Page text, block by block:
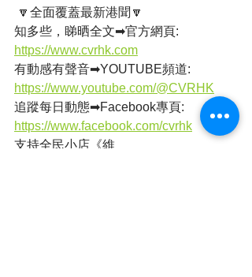
🔽全面覆蓋最新港聞🔽
知多些，睇晒全文➡官方網頁:
https://www.cvrhk.com
有動感有聲音➡YOUTUBE頻道:
https://www.youtube.com/@CVRHK
追蹤每日動態➡Facebook專頁:
https://www.facebook.com/cvrhk
支持全民小店《維